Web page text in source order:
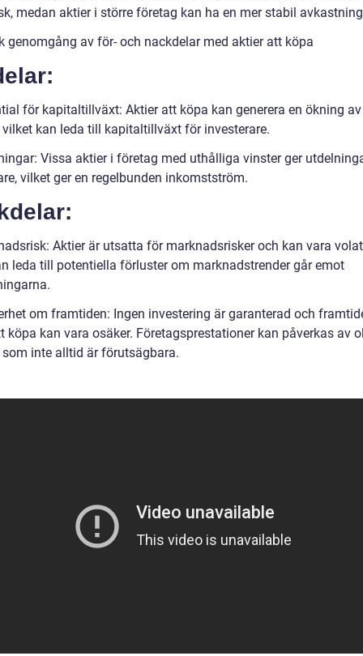
medan aktier i större företag kan ha en mer stabil
genomgång av för- och nackdelar med aktier att köpa
för kapitaltillväxt: Aktier att köpa kan generera en ökning
vilket kan leda till kapitaltillväxt för investerare.
Vissa aktier i företag med uthålliga vinster ger
vilket ger en regelbunden inkomstström.
Aktier är utsatta för marknadsrisker och kan vara
leda till potentiella förluster om marknadstrender går emot
om framtiden: Ingen investering är garanterad och
köpa kan vara osäker. Företagsprestationer kan påverkas av
inte alltid är förutsägbara.